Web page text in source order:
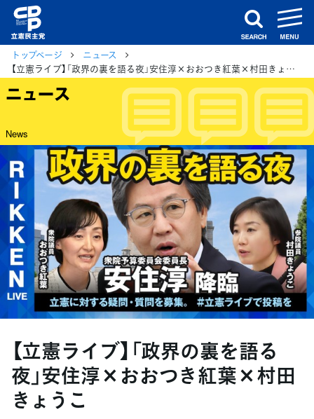
search
トップページ
ニュース
【立憲ライブ】「政界の裏を語る夜」安住淳×おおつき紅葉×村田きょうこ
ニュース
News
【立憲ライブ】「政界の裏を語る
夜」安住淳×おおつき紅葉×村田
きょうこ